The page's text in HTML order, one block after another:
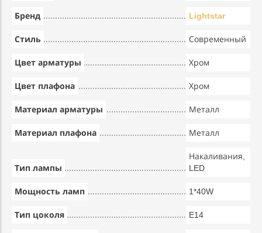
Бренд Lightstar
Стиль Современный
Цвет арматуры Хром
Цвет плафона Хром
Материал арматуры Металл
Материал плафона Металл
Тип лампы
Накаливания,
LED
Мощность ламп 1*40W
Тип цоколя E14